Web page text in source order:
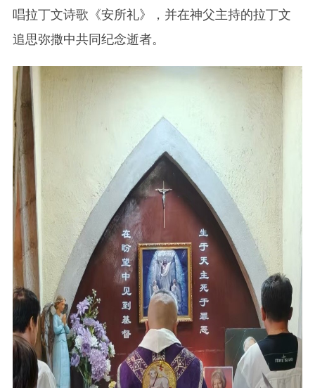
唱拉丁文诗歌《安所礼》，并在神父主持的拉丁文
追思弥撒中共同纪念逝者。